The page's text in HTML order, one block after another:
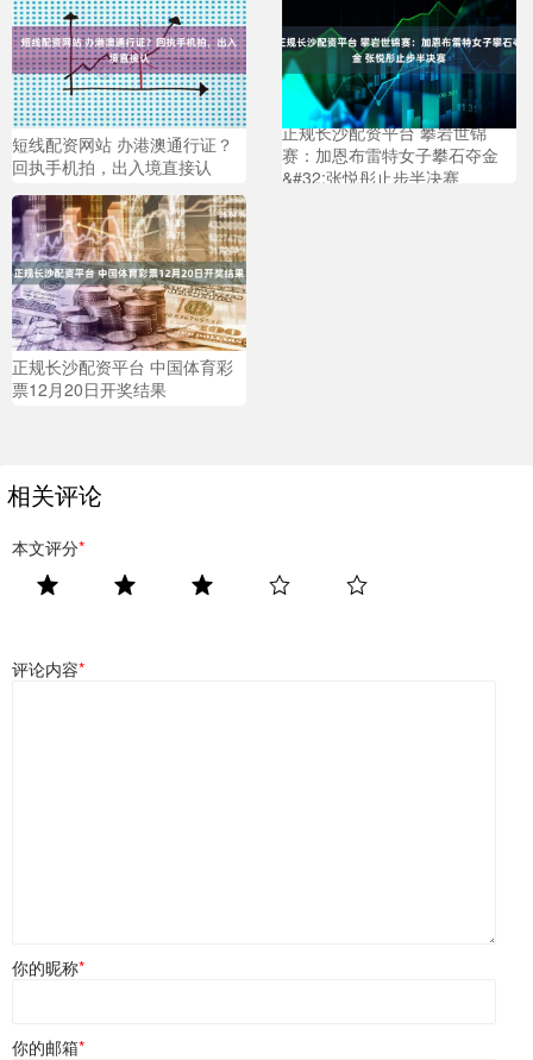
短线配资网站 办港澳通行证？
回执手机拍，出入境直接认
正规长沙配资平台 攀岩世锦
赛：加恩布雷特女子攀石夺金
&#32;张悦彤止步半决赛
正规长沙配资平台 中国体育彩
票12月20日开奖结果
相关评论
本文评分*
评论内容*
你的昵称*
你的邮箱*